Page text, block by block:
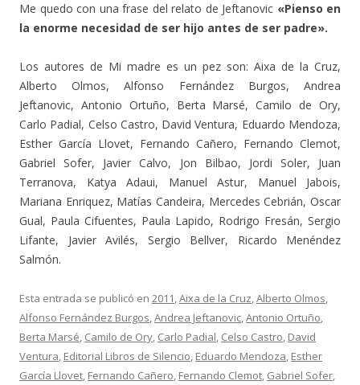
Me quedo con una frase del relato de Jeftanovic «Pienso en
la enorme necesidad de ser hijo antes de ser padre».
Los autores de Mi madre es un pez son: Aixa de la Cruz,
Alberto Olmos, Alfonso Fernández Burgos, Andrea
Jeftanovic, Antonio Ortuño, Berta Marsé, Camilo de Ory,
Carlo Padial, Celso Castro, David Ventura, Eduardo Mendoza,
Esther García Llovet, Fernando Cañero, Fernando Clemot,
Gabriel Sofer, Javier Calvo, Jon Bilbao, Jordi Soler, Juan
Terranova, Katya Adaui, Manuel Astur, Manuel Jabois,
Mariana Enriquez, Matías Candeira, Mercedes Cebrián, Oscar
Gual, Paula Cifuentes, Paula Lapido, Rodrigo Fresán, Sergio
Lifante, Javier Avilés, Sergio Bellver, Ricardo Menéndez
Salmón.
Esta entrada se publicó en 2011,Aixa de la Cruz,Alberto Olmos,
Alfonso Fernández Burgos,Andrea Jeftanovic,Antonio Ortuño,
Berta Marsé, Camilo de Ory, Carlo Padial, Celso Castro, David
Ventura, Editorial Libros de Silencio, Eduardo Mendoza, Esther
García Llovet, Fernando Cañero, Fernando Clemot, Gabriel Sofer,